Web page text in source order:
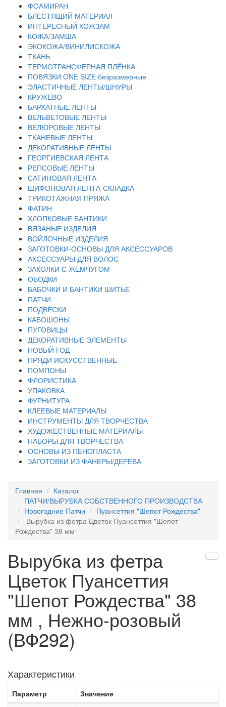
ФОАМИРАН
БЛЕСТЯЩИЙ МАТЕРИАЛ
ИНТЕРЕСНЫЙ КОЖЗАМ
КОЖА/ЗАМША
ЭКОКОЖА/ВИНИЛИСКОЖА
ТКАНЬ
ТЕРМОТРАНСФЕРНАЯ ПЛЁНКА
ПОВЯЗКИ ONE SIZE безразмерные
ЭЛАСТИЧНЫЕ ЛЕНТЫ/ШНУРЫ
КРУЖЕВО
БАРХАТНЫЕ ЛЕНТЫ
ВЕЛЬВЕТОВЫЕ ЛЕНТЫ
ВЕЛЮРОВЫЕ ЛЕНТЫ
ТКАНЕВЫЕ ЛЕНТЫ
ДЕКОРАТИВНЫЕ ЛЕНТЫ
ГЕОРГИЕВСКАЯ ЛЕНТА
РЕПСОВЫЕ ЛЕНТЫ
САТИНОВАЯ ЛЕНТА
ШИФОНОВАЯ ЛЕНТА-СКЛАДКА
ТРИКОТАЖНАЯ ПРЯЖА
ФАТИН
ХЛОПКОВЫЕ БАНТИКИ
ВЯЗАНЫЕ ИЗДЕЛИЯ
ВОЙЛОЧНЫЕ ИЗДЕЛИЯ
ЗАГОТОВКИ-ОСНОВЫ ДЛЯ АКСЕССУАРОВ
АКСЕССУАРЫ ДЛЯ ВОЛОС
ЗАКОЛКИ С ЖЕМЧУГОМ
ОБОДКИ
БАБОЧКИ И БАНТИКИ ШИТЬЕ
ПАТЧИ
ПОДВЕСКИ
КАБОШОНЫ
ПУГОВИЦЫ
ДЕКОРАТИВНЫЕ ЭЛЕМЕНТЫ
НОВЫЙ ГОД
ПРЯДИ ИСКУССТВЕННЫЕ
ПОМПОНЫ
ФЛОРИСТИКА
УПАКОВКА
ФУРНИТУРА
КЛЕЕВЫЕ МАТЕРИАЛЫ
ИНСТРУМЕНТЫ ДЛЯ ТВОРЧЕСТВА
ХУДОЖЕСТВЕННЫЕ МАТЕРИАЛЫ
НАБОРЫ ДЛЯ ТВОРЧЕСТВА
ОСНОВЫ ИЗ ПЕНОПЛАСТА
ЗАГОТОВКИ ИЗ ФАНЕРЫ/ДЕРЕВА
Главная
Каталог
ПАТЧИ/ВЫРУБКА СОБСТВЕННОГО ПРОИЗВОДСТВА
Новогодние Патчи
Пуансеттия "Шепот Рождества"
Вырубка из фетра Цветок Пуансеттия "Шепот
Рождества" 38 мм
Вырубка из фетра
Цветок Пуансеттия
"Шепот Рождества" 38
мм , Нежно-розовый
(ВФ292)
Характеристики
Параметр
Значение